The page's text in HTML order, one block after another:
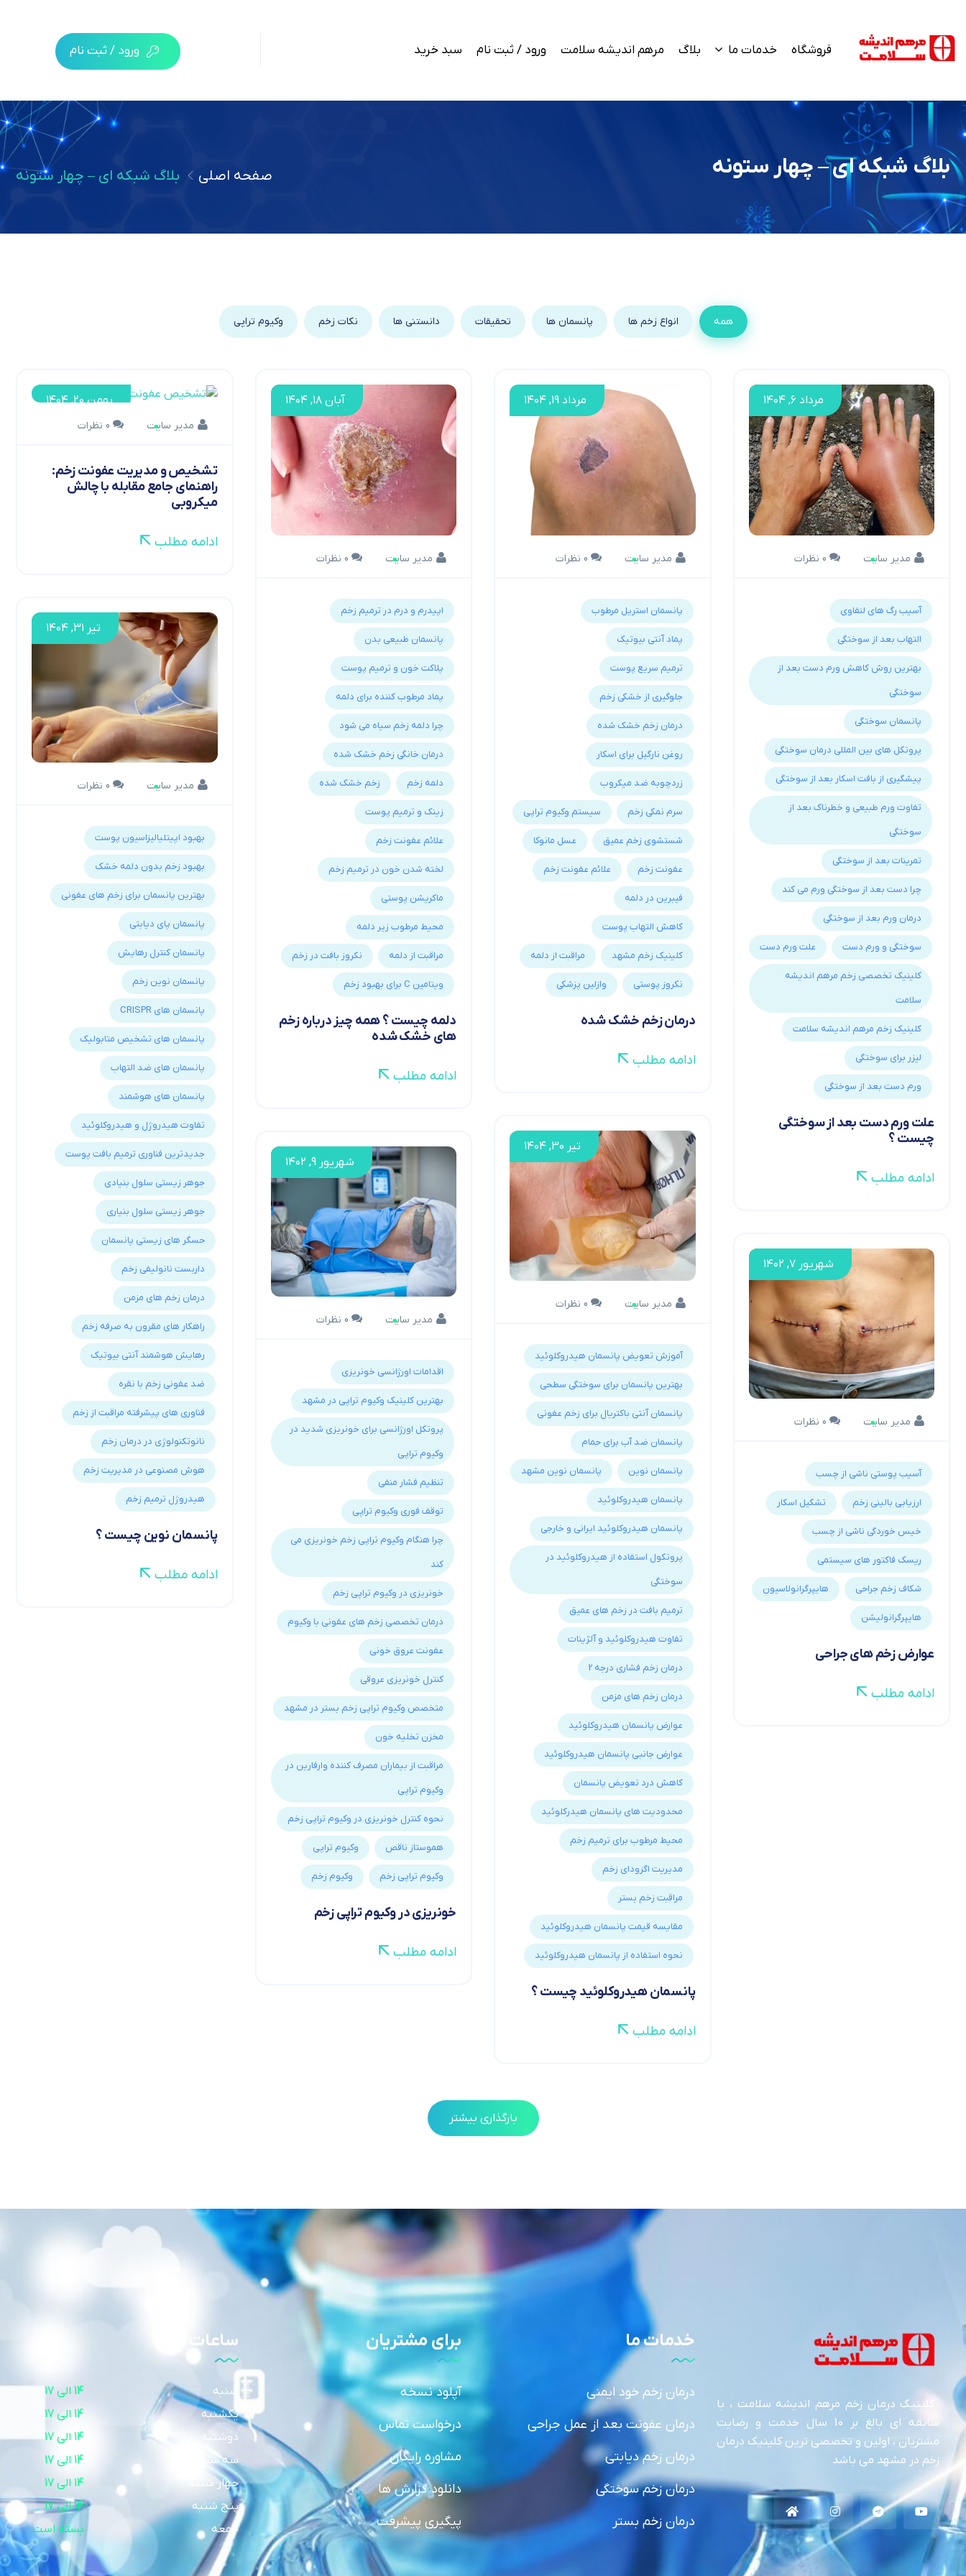
فروشگاه خدمات ما بلاگ مرهم اندیشه سلامت ورود / ثبت نام سبد خرید ورود / ثبت نام
بلاگ شبکه ای – چهار ستونه صفحه اصلی بلاگ شبکه ای – چهار ستونه
همه انواع زخم ها پانسمان ها تحقیقات دانستنی ها نکات زخم وکیوم تراپی
بهمن ۲۰, ۱۴۰۴
مدیر سایت
تشخیص و مدیریت عفونت زخم:
راهنمای جامع مقابله با چالش
میکروبی
ادامه مطلب
آبان ۱۸, ۱۴۰۴
مدیر سایت
اپیدرم و درم در ترمیم زخم
پانسمان طبیعی بدن
پلاکت خون و ترمیم پوست
پماد مرطوب کننده برای دلمه
چرا دلمه زخم سیاه می شود
درمان خانگی زخم خشک شده
دلمه زخم زخم خشک شده
زینک و ترمیم پوست
علائم عفونت زخم
لخته شدن خون در ترمیم زخم
ماکریشن پوستی
محیط مرطوب زیر دلمه
مراقبت از دلمه نکروز بافت در زخم
ویتامین C برای بهبود زخم
دلمه چیست ؟ همه چیز درباره زخم
های خشک شده
ادامه مطلب
مرداد ۱۹, ۱۴۰۴
مدیر سایت
پانسمان استریل مرطوب
پماد آنتی بیوتیک
ترمیم سریع پوست
جلوگیری از خشکی زخم
درمان زخم خشک شده
روغن نارگیل برای اسکار
زردچوبه ضد میکروب
سرم نمکی زخم سیستم وکیوم تراپی
شستشوی زخم عمیق عسل مانوکا
عفونت زخم علائم عفونت زخم
فیبرین در دلمه
کاهش التهاب پوست
کلینیک زخم مشهد مراقبت از دلمه
نکروز پوستی وازلین پزشکی
درمان زخم خشک شده
ادامه مطلب
مرداد ۶, ۱۴۰۴
مدیر سایت
آسیب رگ های لنفاوی
التهاب بعد از سوختگی
بهترین روش کاهش ورم دست بعد از
سوختگی
پانسمان سوختگی
پروتکل های بین المللی درمان سوختگی
پیشگیری از بافت اسکار بعد از سوختگی
تفاوت ورم طبیعی و خطرناک بعد از
سوختگی
تمرینات بعد از سوختگی
چرا دست بعد از سوختگی ورم می کند
درمان ورم بعد از سوختگی
سوختگی و ورم دست علت ورم دست
کلینیک تخصصی زخم مرهم اندیشه
سلامت
کلینیک زخم مرهم اندیشه سلامت
لیزر برای سوختگی
ورم دست بعد از سوختگی
علت ورم دست بعد از سوختگی
چیست ؟
ادامه مطلب
تیر ۳۱, ۱۴۰۴
مدیر سایت
بهبود اپیتلیالیزاسیون پوست
بهبود زخم بدون دلمه خشک
بهترین پانسمان برای زخم های عفونی
پانسمان پای دیابتی
پانسمان کنترل رهایش
پانسمان نوین زخم
پانسمان های CRISPR
پانسمان های تشخیص متابولیک
پانسمان های ضد التهاب
پانسمان های هوشمند
تفاوت هیدروژل و هیدروکلوئید
جدیدترین فناوری ترمیم بافت پوست
جوهر زیستی سلول بنیادی
جوهر زیستی سلول بنیاری
حسگر های زیستی پانسمان
داربست نانولیفی زخم
درمان زخم های مزمن
راهکار های مقرون به صرفه زخم
رهایش هوشمند آنتی بیوتیک
ضد عفونی زخم با نقره
فناوری های پیشرفته مراقبت از زخم
نانوتکنولوژی در درمان زخم
هوش مصنوعی در مدیریت زخم
هیدروژل ترمیم زخم
پانسمان نوین چیست ؟
ادامه مطلب
تیر ۳۰, ۱۴۰۴
مدیر سایت
آموزش تعویض پانسمان هیدروکلوئید
بهترین پانسمان برای سوختگی سطحی
پانسمان آنتی باکتریال برای زخم عفونی
پانسمان ضد آب برای حمام
پانسمان نوین پانسمان نوین مشهد
پانسمان هیدروکلوئید
پانسمان هیدروکلوئید ایرانی و خارجی
پروتکول استفاده از هیدروکلوئید در
سوختگی
ترمیم بافت در زخم های عمیق
تفاوت هیدروکلوئید و آلژینات
درمان زخم فشاری درجه 2
درمان زخم های مزمن
عوارض پانسمان هیدروکلوئید
عوارض جانبی پانسمان هیدروکلوئید
کاهش درد تعویض پانسمان
محدودیت های پانسمان هیدرکلوئید
محیط مرطوب برای ترمیم زخم
مدیریت اگزودای زخم
مراقبت زخم بستر
مقایسه قیمت پانسمان هیدروکلوئید
نحوه استفاده از پانسمان هیدروکلوئید
پانسمان هیدروکلوئید چیست ؟
ادامه مطلب
شهریور ۹, ۱۴۰۲
مدیر سایت
اقدامات اورژانسی خونریزی
بهترین کلینیک وکیوم تراپی در مشهد
پروتکل اورژانسی برای خونریزی شدید در
وکیوم تراپی
تنظیم فشار منفی
توقف فوری وکیوم تراپی
چرا هنگام وکیوم تراپی زخم خونریزی می
کند
خونریزی در وکیوم تراپی زخم
درمان تخصصی زخم های عفونی با وکیوم
عفونت عروق خونی
کنترل خونریزی عروقی
متخصص وکیوم تراپی زخم بستر در مشهد
مخزن تخلیه خون
مراقبت از بیماران مصرف کننده وارفارین در
وکیوم تراپی
نحوه کنترل خونریزی در وکیوم تراپی زخم
هموستاز ناقص وکیوم تراپی
وکیوم تراپی زخم وکیوم زخم
خونریزی در وکیوم تراپی زخم
ادامه مطلب
شهریور ۷, ۱۴۰۲
مدیر سایت
آسیب پوستی ناشی از چسب
ارزیابی بالینی زخم تشکیل اسکار
خیس خوردگی ناشی از چسب
ریسک فاکتور های سیستمی
شکاف زخم جراحی هایپرگرانولاسیون
هایپرگرانولیشن
عوارض زخم های جراحی
ادامه مطلب
بارگذاری بیشتر
کلینیک درمان زخم مرهم اندیشه سلامت ، با
سابقه ای بالغ بر 10 سال خدمت و رضایت
مشتریان ، اولین و تخصصی ترین کلینیک درمان
زخم در مشهد می باشد
خدمات ما
درمان زخم خود ایمنی
درمان عفونت بعد از عمل جراحی
درمان زخم دیابتی
درمان زخم سوختگی
درمان زخم بستر
برای مشتریان
آپلود نسخه
درخواست تماس
مشاوره رایگان
دانلود گزارش ها
پیگیری پیشرفت
ساعات کاری
شنبه
14 الی 17
یکشنبه
14 الی 17
دوشنبه
14 الی 17
سه شنبه
14 الی 17
چهار شنبه
14 الی 17
پنج شنبه
14 الی 17
جمعه
بسته است